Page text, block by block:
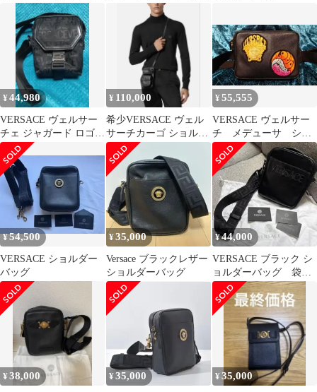
ショルダーバッグ オー
ガナイザー
キャンバス ショルダー
¥44,980
VERSACE ヴェルサー
チェ ジャガード ロゴ入
り ブラック ショルダー
バッグ
¥ 110,000
希少VERSACE ヴェル
サーチカーゴ ショルダ
ーバッグ
¥55,555
VERSACE ヴェルサー
チ メデューサ ショ
ルダーバッグ ポー
チ 黒
¥54,500
VERSACE ショルダー
バッグ
¥35,000
Versace ブラックレザー
ショルダーバッグ
¥44,000
VERSACE ブラック シ
ョルダーバッグ 袋付
き
¥38,000 ¥35,000 ¥35,000